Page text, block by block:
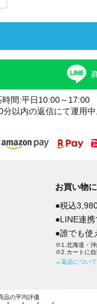
時間:平日10:00～17:00
以内の返信にて運用中
お買い物
●税込
●LINE連
●誰でも
※1.北海道・沖
※2.カートに自
→返品について